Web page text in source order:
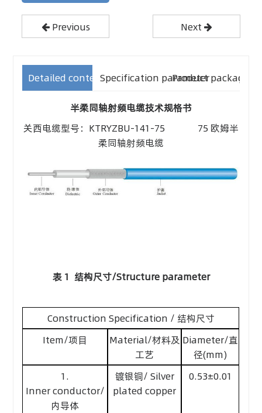
Previous Next
Detailed contentSpecification parameterProduct packaging
半柔同轴射频电缆技术规格书
关西电缆型号：KTRYZBU-141-75 75 欧姆半
柔同轴射频电缆
表 1 结构尺寸/Structure parameter
Construction Specification / 结构尺寸
Item/项目
Material/材料及
工艺
Diameter/直
径(mm)
1.
Inner conductor/
内导体
镀银铜/ Silver
plated copper
0.53±0.01